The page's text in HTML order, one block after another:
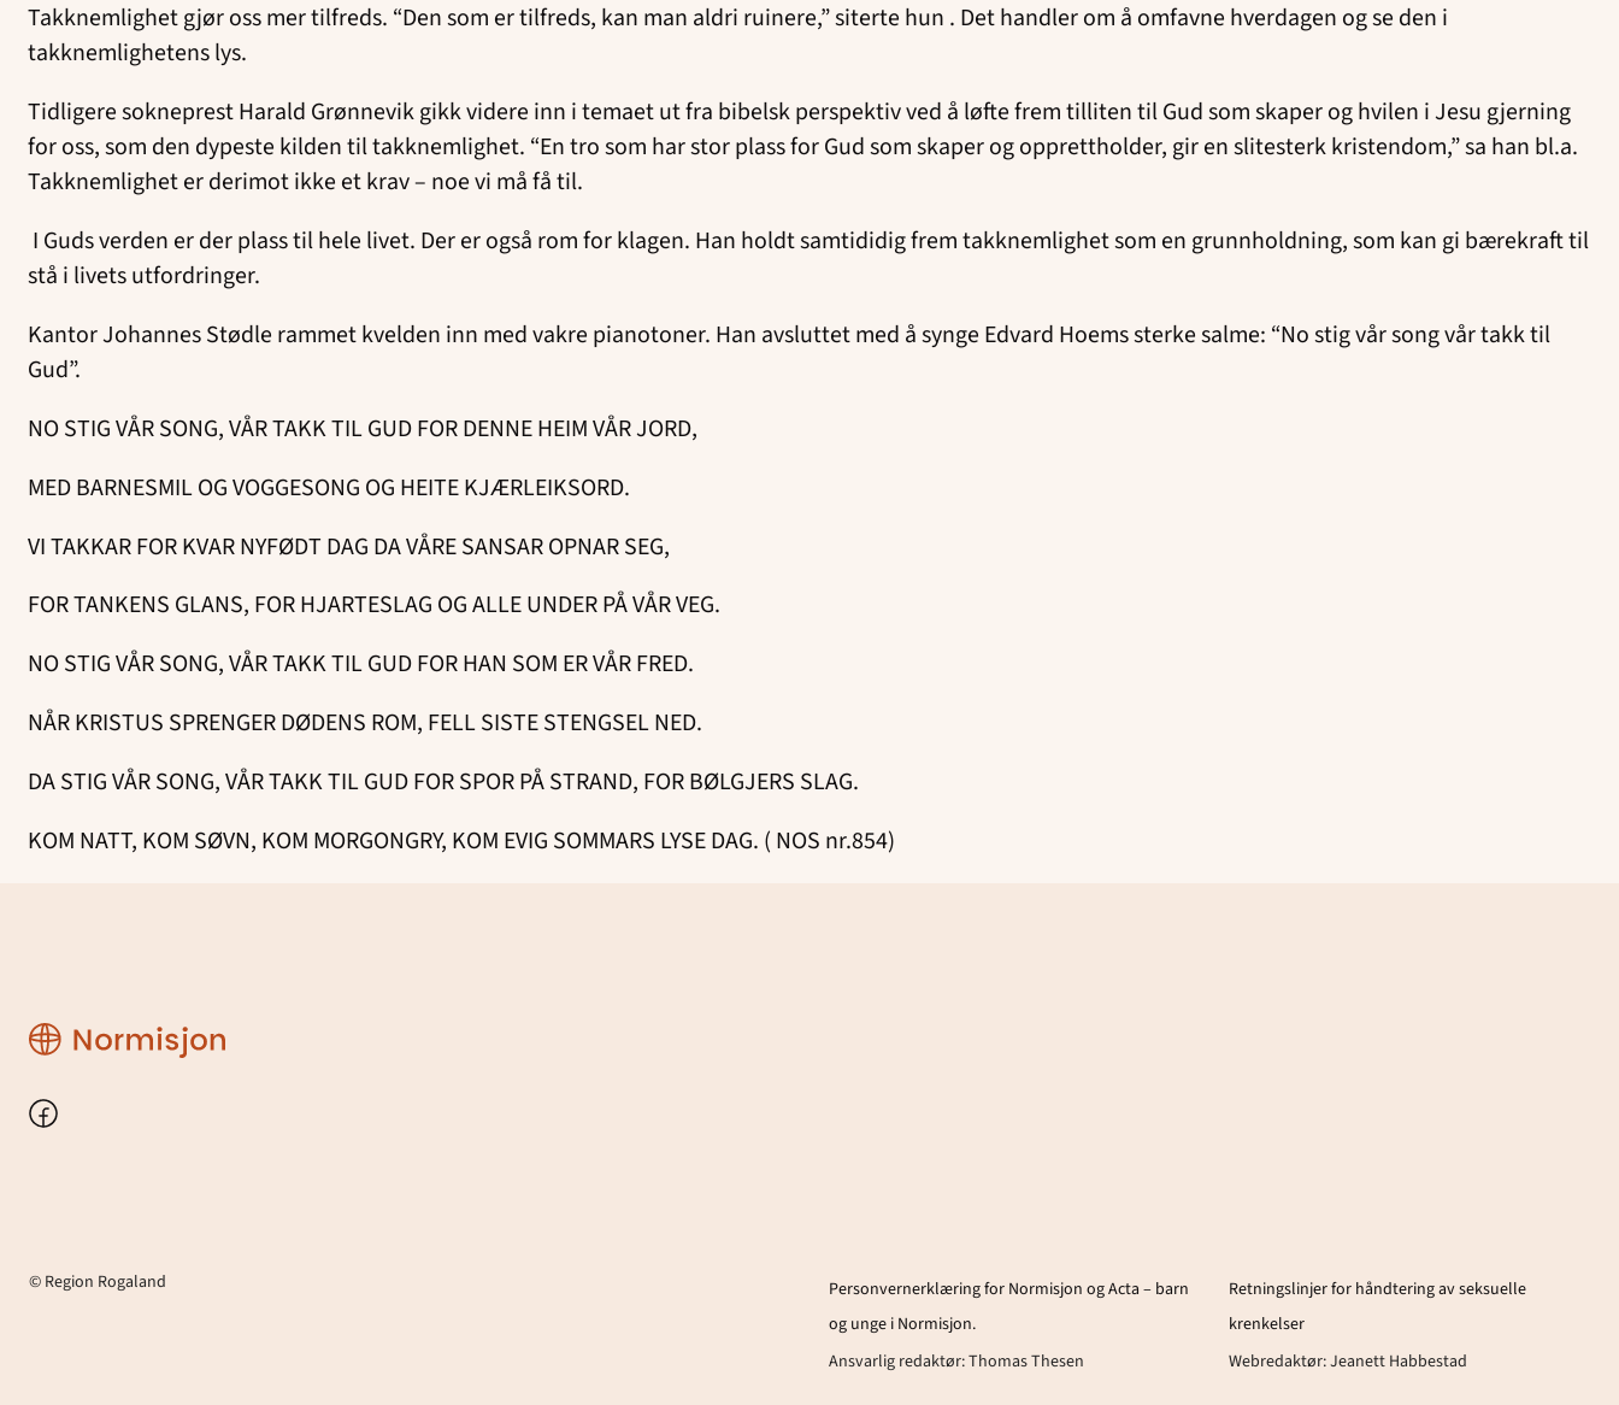
Takknemlighet gjør oss mer tilfreds. “Den som er tilfreds, kan man aldri ruinere,” siterte hun . Det handler om å omfavne hverdagen og se den i
takknemlighetens lys.
Tidligere sokneprest Harald Grønnevik gikk videre inn i temaet ut fra bibelsk perspektiv ved å løfte frem tilliten til Gud som skaper og hvilen i Jesu gjerning
for oss, som den dypeste kilden til takknemlighet. “En tro som har stor plass for Gud som skaper og opprettholder, gir en slitesterk kristendom,” sa han bl.a.
Takknemlighet er derimot ikke et krav – noe vi må få til.
I Guds verden er der plass til hele livet. Der er også rom for klagen. Han holdt samtididig frem takknemlighet som en grunnholdning, som kan gi bærekraft til
stå i livets utfordringer.
Kantor Johannes Stødle rammet kvelden inn med vakre pianotoner. Han avsluttet med å synge Edvard Hoems sterke salme: “No stig vår song vår takk til
Gud”.
NO STIG VÅR SONG, VÅR TAKK TIL GUD FOR DENNE HEIM VÅR JORD,
MED BARNESMIL OG VOGGESONG OG HEITE KJÆRLEIKSORD.
VI TAKKAR FOR KVAR NYFØDT DAG DA VÅRE SANSAR OPNAR SEG,
FOR TANKENS GLANS, FOR HJARTESLAG OG ALLE UNDER PÅ VÅR VEG.
NO STIG VÅR SONG, VÅR TAKK TIL GUD FOR HAN SOM ER VÅR FRED.
NÅR KRISTUS SPRENGER DØDENS ROM, FELL SISTE STENGSEL NED.
DA STIG VÅR SONG, VÅR TAKK TIL GUD FOR SPOR PÅ STRAND, FOR BØLGJERS SLAG.
KOM NATT, KOM SØVN, KOM MORGONGRY, KOM EVIG SOMMARS LYSE DAG. ( NOS nr.854)
Region
Rogaland
Facebook
© Region Rogaland
Personvernerklæring for Normisjon og Acta – barn
og unge i Normisjon.
Retningslinjer for håndtering av seksuelle
krenkelser
Ansvarlig redaktør:Thomas Thesen Webredaktør:Jeanett Habbestad